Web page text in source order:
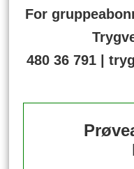
For
480 36 791 |